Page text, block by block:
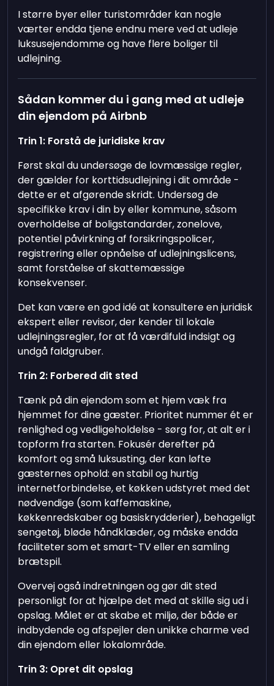
I større byer eller turistområder kan nogle
værter endda tjene endnu mere ved at udleje
luksusejendomme og have flere boliger til
udlejning.
Sådan kommer du i gang med at udleje
din ejendom på Airbnb
Trin 1: Forstå de juridiske krav
Først skal du undersøge de lovmæssige regler,
der gælder for korttidsudlejning i dit område -
dette er et afgørende skridt. Undersøg de
specifikke krav i din by eller kommune, såsom
overholdelse af boligstandarder, zonelove,
potentiel påvirkning af forsikringspolicer,
registrering eller opnåelse af udlejningslicens,
samt forståelse af skattemæssige
konsekvenser.
Det kan være en god idé at konsultere en juridisk
ekspert eller revisor, der kender til lokale
udlejningsregler, for at få værdifuld indsigt og
undgå faldgruber.
Trin 2: Forbered dit sted
Tænk på din ejendom som et hjem væk fra
hjemmet for dine gæster. Prioritet nummer ét er
renlighed og vedligeholdelse - sørg for, at alt er i
topform fra starten. Fokusér derefter på
komfort og små luksusting, der kan løfte
gæsternes ophold: en stabil og hurtig
internetforbindelse, et køkken udstyret med det
nødvendige (som kaffemaskine,
køkkenredskaber og basiskrydderier), behageligt
sengetøj, bløde håndklæder, og måske endda
faciliteter som et smart-TV eller en samling
brætspil.
Overvej også indretningen og gør dit sted
personligt for at hjælpe det med at skille sig ud i
opslag. Målet er at skabe et miljø, der både er
indbydende og afspejler den unikke charme ved
din ejendom eller lokalområde.
Trin 3: Opret dit opslag